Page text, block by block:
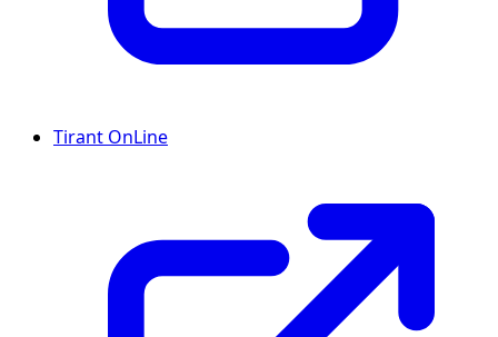
Tirant OnLine